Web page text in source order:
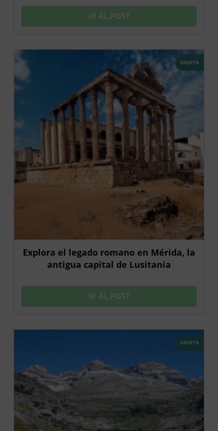
IR AL POST
OFERTA
Explora el legado romano en Mérida, la
antigua capital de Lusitania
IR AL POST
OFERTA